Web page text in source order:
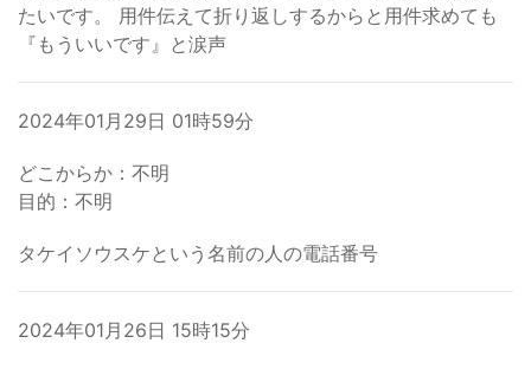
たいです。 用件伝えて折り返しするからと用件求めても
『もういいです』と涙声
2024年01月29日 01時59分
どこからか：不明
目的：不明
タケイソウスケという名前の人の電話番号
2024年01月26日 15時15分